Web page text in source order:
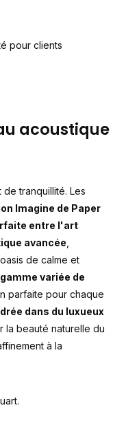
pour clients
acoustique
tranquillité. Les
Imagine de Paper
entre l'art
avancée
de calme et
variée de
parfaite pour chaque
dans du luxueux
la beauté naturelle du
à la